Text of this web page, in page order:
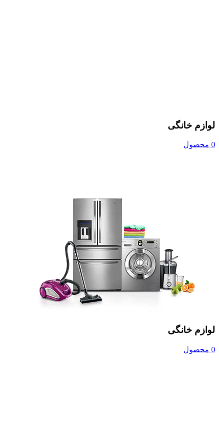
لوازم خانگی
0 محصول
لوازم خانگی
0 محصول